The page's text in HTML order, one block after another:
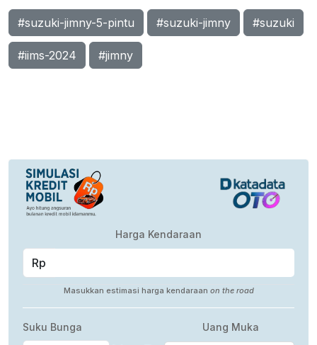
#suzuki-jimny-5-pintu #suzuki-jimny #suzuki
#iims-2024 #jimny